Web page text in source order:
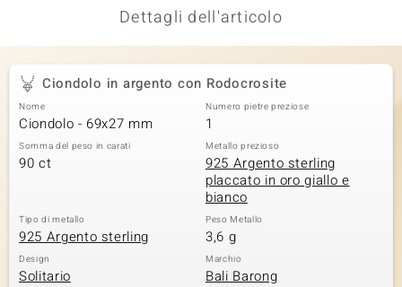
Classics
Dettagli dell'articolo
Ciondolo in argento con Rodocrosite
Nome
Ciondolo - 69x27 mm
Numero pietre preziose
1
Somma del peso in carati
90 ct
Metallo prezioso
925 Argento sterling
placcato in oro giallo e
bianco
Tipo di metallo
925 Argento sterling
Peso Metallo
3,6 g
Design
Solitario
Marchio
Bali Barong